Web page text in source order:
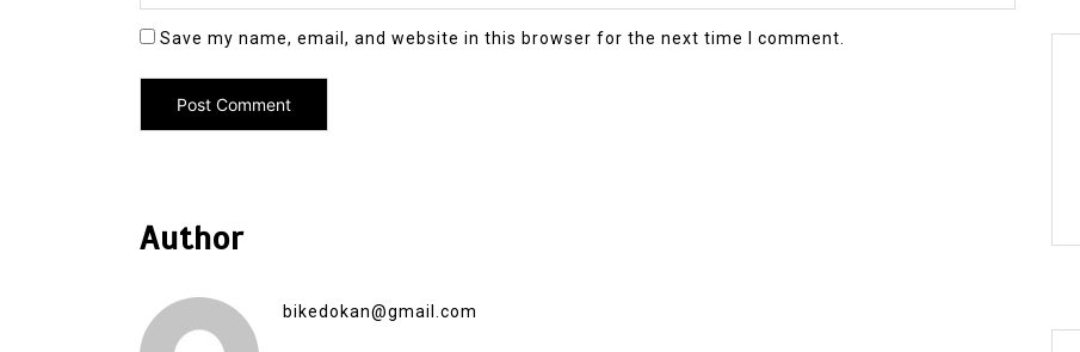
Save my name, email, and website in this browser for the next time I comment.
Author
bikedokan@gmail.com